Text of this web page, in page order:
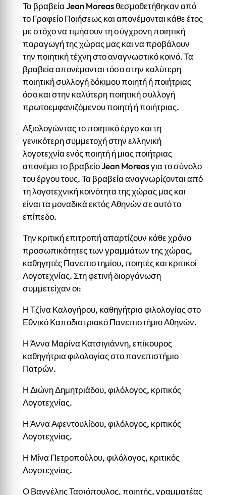
Τα βραβεία Jean Moreas θεσμοθετήθηκαν από
το Γραφείο Ποιήσεως και απονέμονται κάθε έτος
με στόχο να τιμήσουν τη σύγχρονη ποιητική
παραγωγή της χώρας μας και να προβάλουν
την ποιητική τέχνη στο αναγνωστικό κοινό. Τα
βραβεία απονέμονται τόσο στην καλύτερη
ποιητική συλλογή δόκιμου ποιητή ή ποιήτριας
όσο και στην καλύτερη ποιητική συλλογή
πρωτοεμφανιζόμενου ποιητή ή ποιήτριας.
Αξιολογώντας το ποιητικό έργο και τη
γενικότερη συμμετοχή στην ελληνική
λογοτεχνία ενός ποιητή ή μιας ποιήτριας
απονέμει το βραβείο Jean Moreas για το σύνολο
του έργου τους. Τα βραβεία αναγνωρίζονται από
τη λογοτεχνική κοινότητα της χώρας μας και
είναι τα μοναδικά εκτός Αθηνών σε αυτό το
επίπεδο.
Την κριτική επιτροπή απαρτίζουν κάθε χρόνο
προσωπικότητες των γραμμάτων της χώρας,
καθηγητές Πανεπιστημίου, ποιητές και κριτικοί
Λογοτεχνίας. Στη φετινή διοργάνωση
συμμετείχαν οι:
Η Τζίνα Καλογήρου, καθηγήτρια φιλολογίας στο
Εθνικό Καποδιστριακό Πανεπιστήμιο Αθηνών.
Η Άννα Μαρίνα Κατσιγιάννη, επίκουρος
καθηγήτρια φιλολογίας στο πανεπιστήμιο
Πατρών.
Η Διώνη Δημητριάδου, φιλόλογος, κριτικός
Λογοτεχνίας.
Η Άννα Αφεντουλίδου, φιλόλογος, κριτικός
Λογοτεχνίας.
Η Μίνα Πετροπούλου, φιλόλογος, κριτικός
Λογοτεχνίας.
Ο Βαγγέλης Τασιόπουλος, ποιητής, γραμματέας